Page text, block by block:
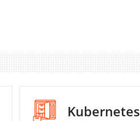
Kubernetes